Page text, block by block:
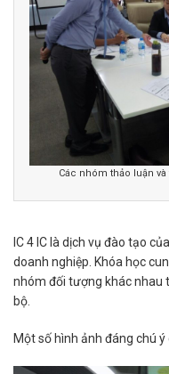
Các nhóm thảo luận
IC 4 IC là dịch vụ đào tạo
doanh nghiệp. Khóa học
nhóm đối tượng khác nhau
bộ.
Một số hình ảnh đáng chú ý